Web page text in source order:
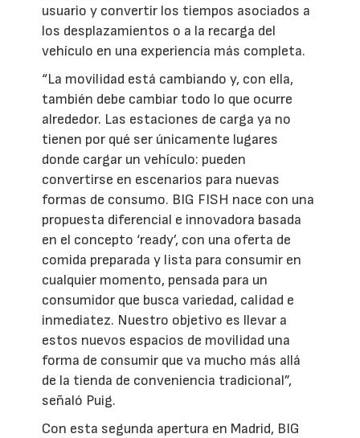
usuario y convertir los tiempos asociados a
los desplazamientos o a la recarga del
vehículo en una experiencia más completa.
“La movilidad está cambiando y, con ella,
también debe cambiar todo lo que ocurre
alrededor. Las estaciones de carga ya no
tienen por qué ser únicamente lugares
donde cargar un vehículo: pueden
convertirse en escenarios para nuevas
formas de consumo. BIG FISH nace con una
propuesta diferencial e innovadora basada
en el concepto ‘ready’, con una oferta de
comida preparada y lista para consumir en
cualquier momento, pensada para un
consumidor que busca variedad, calidad e
inmediatez. Nuestro objetivo es llevar a
estos nuevos espacios de movilidad una
forma de consumir que va mucho más allá
de la tienda de conveniencia tradicional”,
señaló Puig.
Con esta segunda apertura en Madrid, BIG